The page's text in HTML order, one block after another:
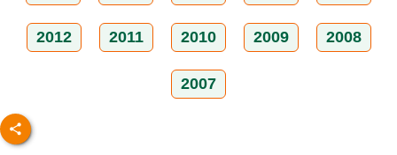
2012 2011 2010 2009 2008
2007